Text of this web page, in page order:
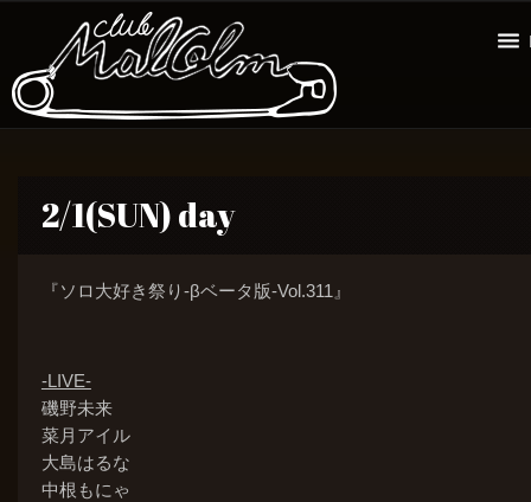
2/1(SUN) day
『ソロ大好き祭り-βベータ版-Vol.311』
-LIVE-
磯野未来
菜月アイル
大島はるな
中根もにゃ